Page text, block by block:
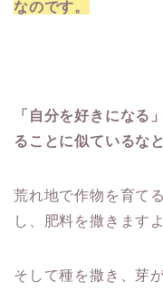
なのです。
「自分を好きになる
ることに似ているな
荒れ地で作物を育て
し、肥料を撒きますよ
そして種を撒き、芽